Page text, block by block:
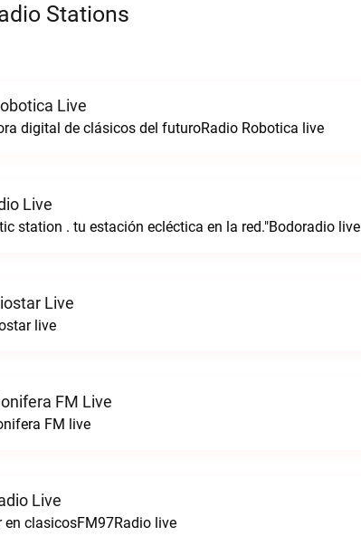
Stations
Live
digital de clásicos del futuroRadio Robotica live
Live
station . tu estación ecléctica en la red."Bodoradio live
Live
live
FM Live
FM live
Live
en clasicosFM97Radio live